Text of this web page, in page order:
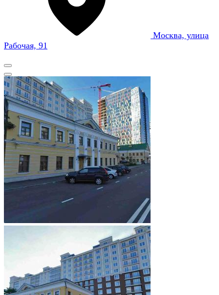
Москва, улица
Рабочая, 91